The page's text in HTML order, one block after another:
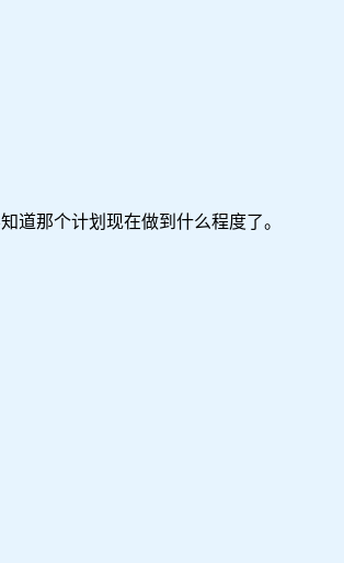
那个计划现在做到什么程度了。